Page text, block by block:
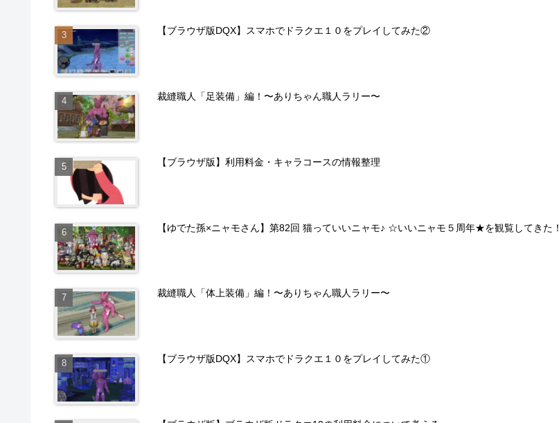
【ブラウザ版DQX】スマホでドラクエ１０をプレイしてみた②
裁縫職人「足装備」編！〜ありちゃん職人ラリー〜
【ブラウザ版】利用料金・キャラコースの情報整理
【ゆでた孫×ニャモさん】第82回 猫っていいニャモ♪ ☆いいニャモ５周年★を観覧してきた！
裁縫職人「体上装備」編！〜ありちゃん職人ラリー〜
【ブラウザ版DQX】スマホでドラクエ１０をプレイしてみた①